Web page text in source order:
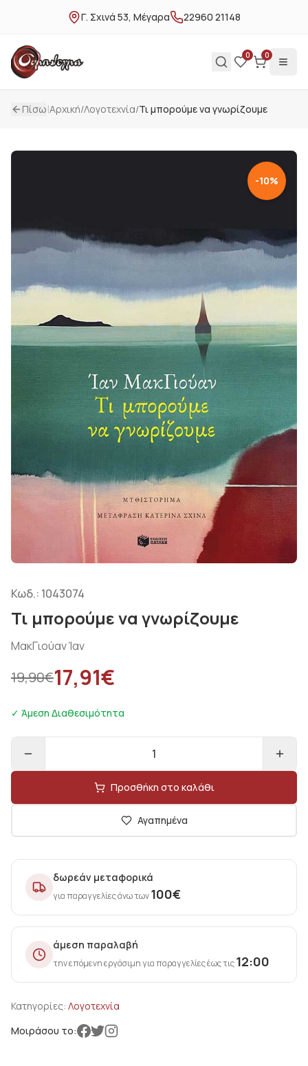
Γ. Σχινά 53, Μέγαρα 22960 21148
0 0
Πίσω|Αρχική/Λογοτεχνία/Τι μπορούμε να γνωρίζουμε
-10%
Κωδ.: 1043074
Τι μπορούμε να γνωρίζουμε
ΜακΓιούαν Ίαν
19,90€17,91€
✓ Άμεση Διαθεσιμότητα
1
Προσθήκη στο καλάθι
Αγαπημένα
δωρεάν μεταφορικά
για παραγγελίες άνω των100€
άμεση παραλαβή
την επόμενη εργάσιμη για παραγγελίες έως τις12:00
Κατηγορίες: Λογοτεχνία
Μοιράσου το: